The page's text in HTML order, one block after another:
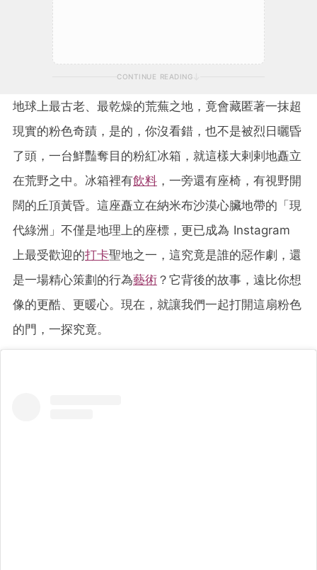
CONTINUE READING
地球上最古老、最乾燥的荒蕪之地，竟會藏匿著一抹超
現實的粉色奇蹟，是的，你沒看錯，也不是被烈日曬昏
了頭，一台鮮豔奪目的粉紅冰箱，就這樣大剌剌地矗立
在荒野之中。冰箱裡有飲料 ，一旁還有座椅，有視野開
闊的丘頂黃昏。這座矗立在納米布沙漠心臟地帶的「現
代綠洲」不僅是地理上的座標，更已成為 Instagram
上最受歡迎的打卡聖地之一，這究竟是誰的惡作劇，還
是一場精心策劃的行為藝術 ？它背後的故事，遠比你想
像的更酷、更暖心。現在，就讓我們一起打開這扇粉色
的門，一探究竟。